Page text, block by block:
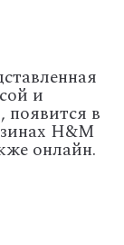
и
в
H&M
онлайн.